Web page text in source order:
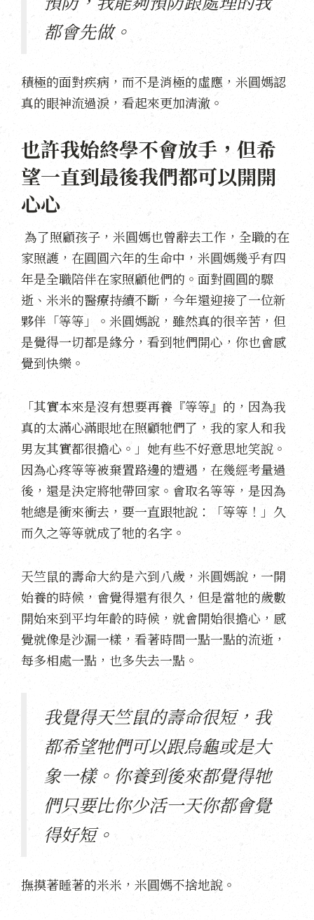
都會先做。
積極的面對疾病，而不是消極的虛應，米圓媽認
真的眼神流過淚，看起來更加清澈。
也許我始終學不會放手，但希
望一直到最後我們都可以開開
心心
為了照顧孩子，米圓媽也曾辭去工作，全職的在
家照護，在圓圓六年的生命中，米圓媽幾乎有四
年是全職陪伴在家照顧他們的。面對圓圓的驟
逝、米米的醫療持續不斷，今年還迎接了一位新
夥伴「等等」。米圓媽說，雖然真的很辛苦，但
是覺得一切都是緣分，看到牠們開心，你也會感
覺到快樂。
「其實本來是沒有想要再養『等等』的，因為我
真的太滿心滿眼地在照顧牠們了，我的家人和我
男友其實都很擔心。」她有些不好意思地笑說。
因為心疼等等被棄置路邊的遭遇，在幾經考量過
後，還是決定將牠帶回家。會取名等等，是因為
牠總是衝來衝去，要一直跟牠說：「等等！」久
而久之等等就成了牠的名字。
天竺鼠的壽命大約是六到八歲，米圓媽說，一開
始養的時候，會覺得還有很久，但是當牠的歲數
開始來到平均年齡的時候，就會開始很擔心，感
覺就像是沙漏一樣，看著時間一點一點的流逝，
每多相處一點，也多失去一點。
我覺得天竺鼠的壽命很短，我
都希望牠們可以跟烏龜或是大
象一樣。你養到後來都覺得牠
們只要比你少活一天你都會覺
得好短。
撫摸著睡著的米米，米圓媽不捨地說。